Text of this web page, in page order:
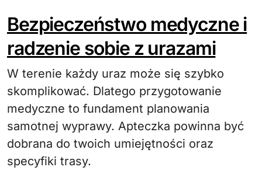
Bezpieczeństwo medyczne i
radzenie sobie z urazami
W terenie każdy uraz może się szybko
skomplikować. Dlatego przygotowanie
medyczne to fundament planowania
samotnej wyprawy. Apteczka powinna być
dobrana do twoich umiejętności oraz
specyfiki trasy.